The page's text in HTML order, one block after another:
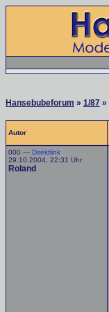
Hansebubeforum » 1/87 »
Autor
000 — Direktlink
29.10.2004, 22:31 Uhr
Roland